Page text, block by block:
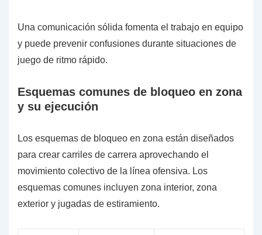
Una comunicación sólida fomenta el trabajo en equipo
y puede prevenir confusiones durante situaciones de
juego de ritmo rápido.
Esquemas comunes de bloqueo en zona
y su ejecución
Los esquemas de bloqueo en zona están diseñados
para crear carriles de carrera aprovechando el
movimiento colectivo de la línea ofensiva. Los
esquemas comunes incluyen zona interior, zona
exterior y jugadas de estiramiento.